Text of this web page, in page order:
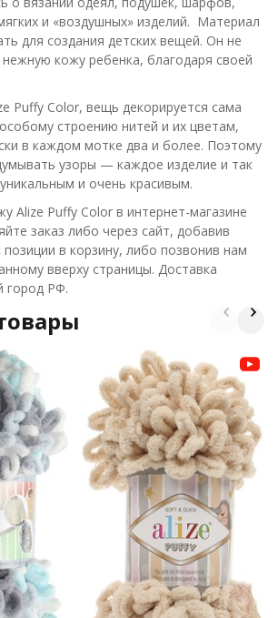
и «воздушных» изделий. Материал
для создания детских вещей. Он не
кожу ребенка, благодаря своей
Puffy Color, вещь декорируется сама
строению нитей и их цветам,
в каждом мотке два и более. Поэтому
узоры — каждое изделие и так
и очень красивым.
Alize Puffy Color в интернет-магазине
заказ либо через сайт, добавив
в корзину, либо позвонив нам
вверху страницы. Доставка
город РФ.